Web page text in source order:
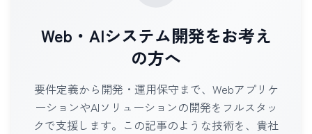
Web・AIシステム開発をお考え
の方へ
要件定義から開発・運用保守まで、Webアプリケ
ーションやAIソリューションの開発をフルスタッ
クで支援します。この記事のような技術を、貴社